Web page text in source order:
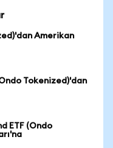
Amerikan
Tokenized)'dan
ETF (Ondo